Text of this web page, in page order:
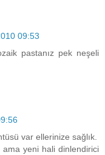
09:53
pastanız pek neşeli
var ellerinize sağlık.
yeni hali dinlendirici